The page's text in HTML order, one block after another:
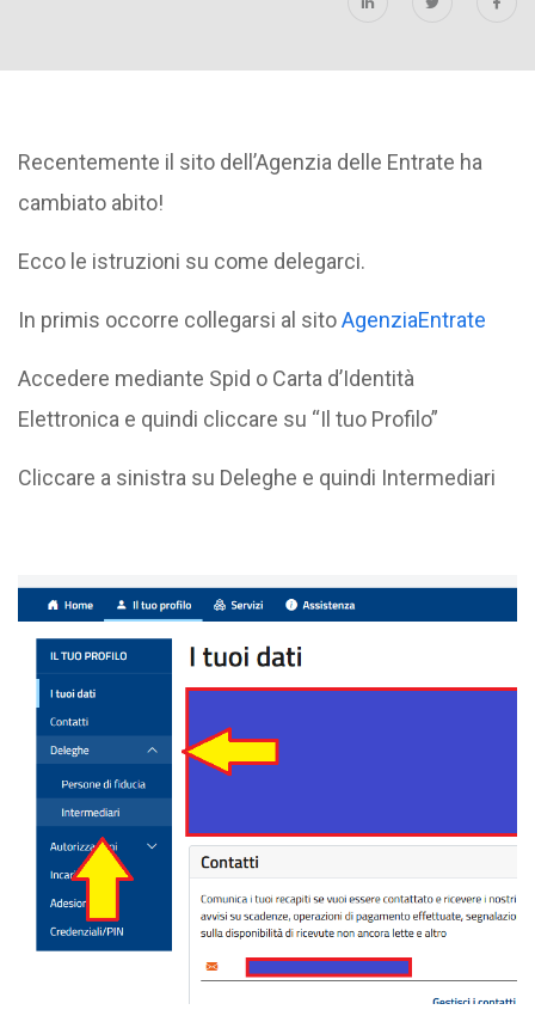
Recentemente il sito dell’Agenzia delle Entrate ha
cambiato abito!
Ecco le istruzioni su come delegarci.
In primis occorre collegarsi al sitoAgenziaEntrate
Accedere mediante Spid o Carta d’Identità
Elettronica e quindi cliccare su “Il tuo Profilo”
Cliccare a sinistra su Deleghe e quindi Intermediari